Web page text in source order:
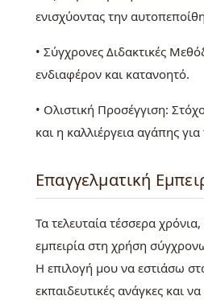
ενισχύοντας την
• Σύγχρονες Διδακτικές
ενδιαφέρον και κατανοητό.
• Ολιστική Προσέγγιση:
και η καλλιέργεια αγάπης για
Επαγγελματική
Τα τελευταία τέσσερα
εμπειρία στη χρήση
Η επιλογή μου να εστιάσω
εκπαιδευτικές ανάγκες και